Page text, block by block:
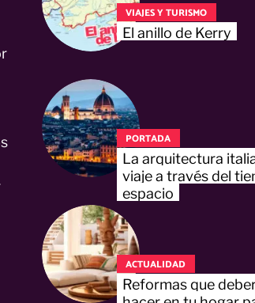
VIAJES Y TURISMO
El anillo de Kerry
PORTADA
La arquitectura
viaje a través del
espacio
ACTUALIDAD
Reformas que